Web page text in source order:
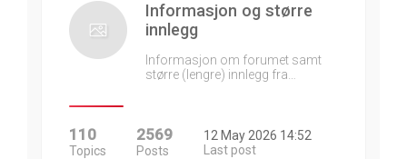
Informasjon og større
innlegg
Informasjon om forumet samt
større (lengre) innlegg fra…
110
Topics
2569
Posts
12 May 2026 14:52
Last post